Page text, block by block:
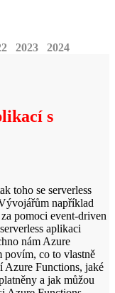
2023
2024
s
toho se serverless
například
pomoci event-driven
aplikaci
nám Azure
povím, co to vlastně
Azure Functions, jaké
a jak můžou